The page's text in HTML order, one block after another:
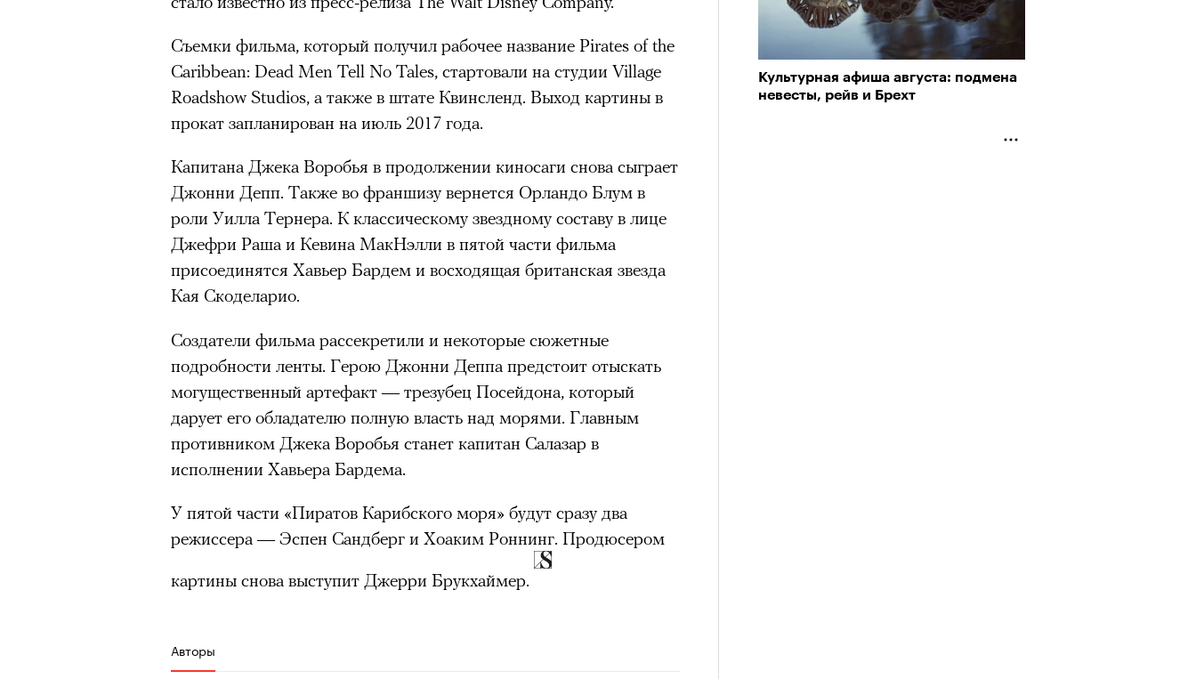
Культурная афиша августа: подмена
невесты, рейв и Брехт
Съемки фильма, который получил рабочее название Pirates of the
Caribbean: Dead Men Tell No Tales, стартовали на студии Village
Roadshow Studios, а также в штате Квинсленд. Выход картины в
прокат запланирован на июль 2017 года.
Капитана Джека Воробья в продолжении киносаги снова сыграет
Джонни Депп. Также во франшизу вернется Орландо Блум в
роли Уилла Тернера. К классическому звездному составу в лице
Джефри Раша и Кевина МакНэлли в пятой части фильма
присоединятся Хавьер Бардем и восходящая британская звезда
Кая Скоделарио.
можно через
Создатели фильма рассекретили и некоторые сюжетные
подробности ленты. Герою Джонни Деппа предстоит отыскать
могущественный артефакт — трезубец Посейдона, который
дарует его обладателю полную власть над морями. Главным
противником Джека Воробья станет капитан Салазар в
исполнении Хавьера Бардема.
У пятой части «Пиратов Карибского моря» будут сразу два
режиссера — Эспен Сандберг и Хоаким Роннинг. Продюсером
картины снова выступит Джерри Брукхаймер.
Авторы